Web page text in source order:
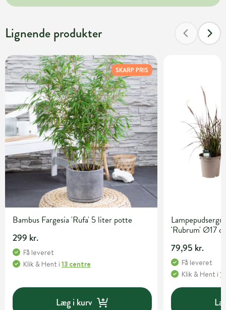
Lignende produkter
SKARP PRIS
Bambus Fargesia 'Rufa' 5 liter potte
299 kr.
Få leveret
Klik & Hent i 13 centre
Læg i kurv
'Rubrum' Ø17
79,95 kr.
Få leveret
Klik & Hent i